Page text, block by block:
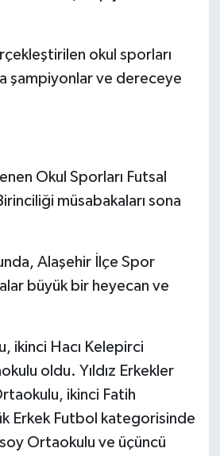
okul sporları
şampiyonlar ve dereceye
Okul Sporları Futsal
müsabakaları sona
Alaşehir İlçe Spor
büyük bir heyecan ve
ikinci Hacı Kelepirci
oldu. Yıldız Erkekler
ikinci Fatih
Erkek Futbol kategorisinde
Ortaokulu ve üçüncü